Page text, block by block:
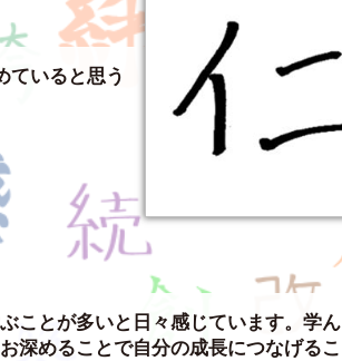
ていると思う
ことが多いと日々感じています。学ん
深めることで自分の成長につなげるこ